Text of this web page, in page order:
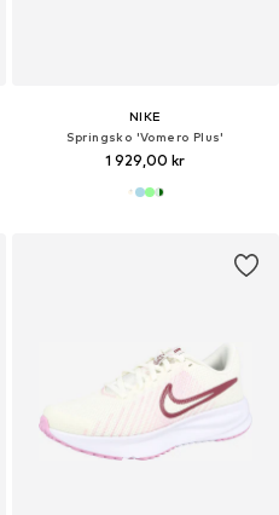
NIKE
Springsko 'Vomero Plus'
1 929,00 kr